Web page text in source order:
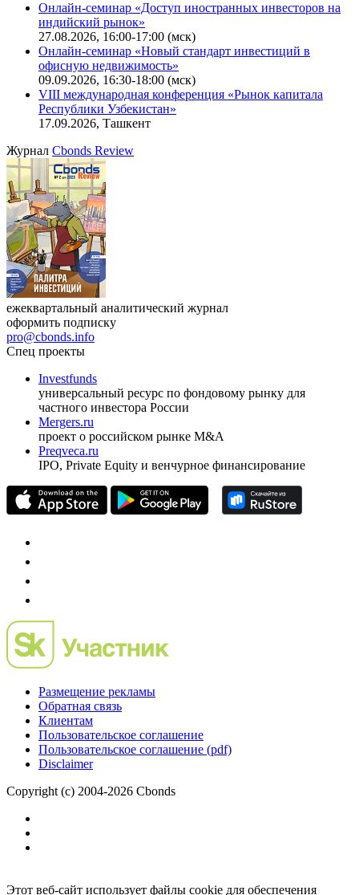
Онлайн-семинар «Доступ иностранных инвесторов на
индийский рынок»
27.08.2026, 16:00-17:00 (мск)
Онлайн-семинар «Новый стандарт инвестиций в
офисную недвижимость»
09.09.2026, 16:30-18:00 (мск)
VIII международная конференция «Рынок капитала
Республики Узбекистан»
17.09.2026, Ташкент
Журнал Cbonds Review
ежеквартальный аналитический журнал
оформить подписку
pro@cbonds.info
Спец проекты
Investfunds
универсальный ресурс по фондовому рынку для
частного инвестора России
Mergers.ru
проект о российском рынке M&A
Preqveca.ru
IPO, Private Equity и венчурное финансирование
Размещение рекламы
Обратная связь
Клиентам
Пользовательское соглашение
Пользовательское соглашение (pdf)
Disclaimer
Copyright (c) 2004-2026 Cbonds
Этот веб-сайт использует файлы cookie для обеспечения